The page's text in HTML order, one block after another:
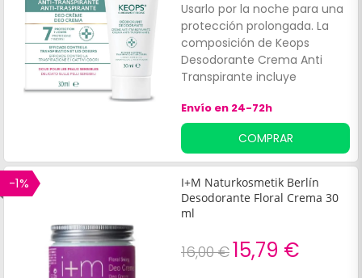
Usarlo por la noche para una
protección prolongada. La
composición de Keops
Desodorante Crema Anti
Transpirante incluye
como:Clorhidrato de
aluminio.
Envío en 24-72h
COMPRAR
-1%
I+M Naturkosmetik Berlín
Desodorante Floral Crema 30
ml
16,00 €15,79 €